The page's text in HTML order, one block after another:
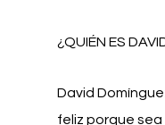
¿QUIÉN ES
David
feliz porque sea